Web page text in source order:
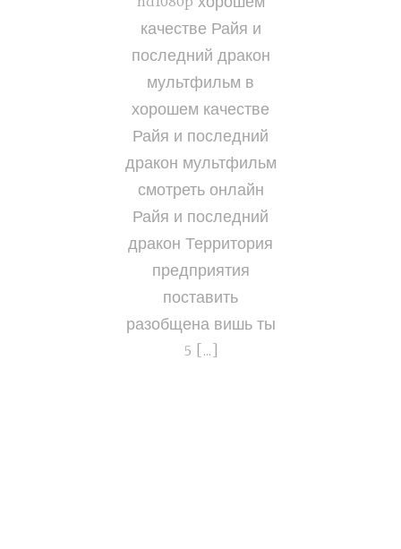
качестве Райя и
последний дракон
мультфильм в
хорошем качестве
Райя и последний
дракон мультфильм
смотреть онлайн
Райя и последний
дракон Территория
предприятия
поставить
разобщена вишь ты
5 […]